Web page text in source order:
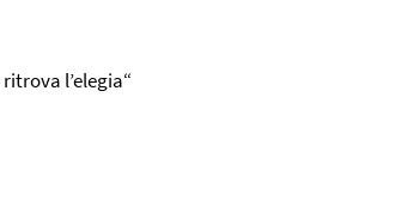
l’elegia“